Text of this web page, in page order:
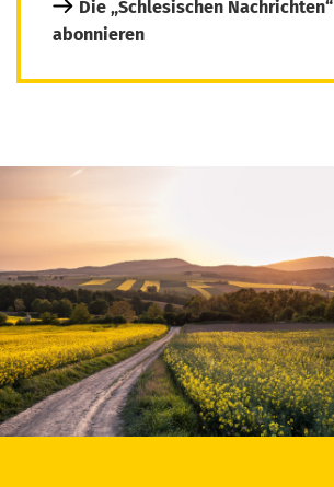
Die „Schlesischen Nachrichten“
abonnieren